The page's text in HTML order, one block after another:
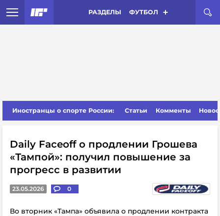
РАЗДЕЛЫ ФУТБОЛ
Иностранцы о спорте России: Статьи Комменты
Daily Faceoff о продлении Грошева
«Тампой»: получил повышение за
прогресс в развитии
23.05.2026 0
Во вторник «Тампа» объявила о продлении контракта